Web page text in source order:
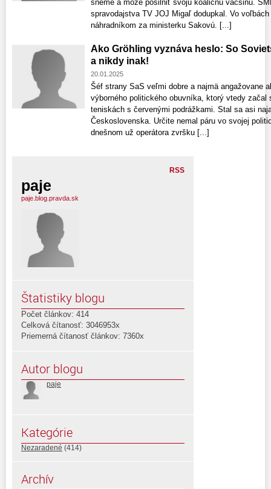
sneme a môže posilniť svoju koaličnú väčšinu.
spravodajstva TV JOJ Migaľ dodupkal. Vo
náhradníkom za ministerku Sakovú. [...]
Ako Gröhling vyznáva heslo: So
a nikdy inak!
20.01.2025
Šéf strany SaS veľmi dobre a najmä angažovane
výborného politického obuvníka, ktorý vtedy začal
teniskách s červenými podrážkami. Stal sa asi
Československa. Určite nemal páru vo svojej
dnešnom už operátora zvršku [...]
RSS
paje
paje.blog.pravda.sk
Štatistiky blogu
Počet článkov: 414
Celková čítanosť: 3046953x
Priemerná čítanosť článkov: 7360x
Autor blogu
paje
Kategórie
Nezaradené (414)
Archív